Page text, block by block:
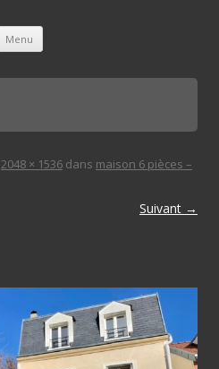
Menu Aller au contenu principal
2048 × 1536 dans maison 6 pièces –
Suivant →